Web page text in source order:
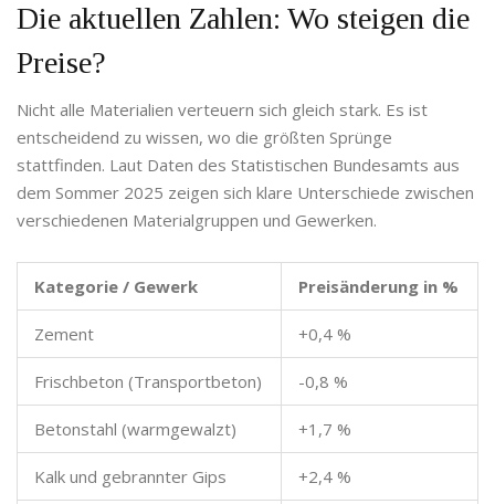
Die aktuellen Zahlen: Wo steigen die
Preise?
Nicht alle Materialien verteuern sich gleich stark. Es ist
entscheidend zu wissen, wo die größten Sprünge
stattfinden. Laut Daten des Statistischen Bundesamts aus
dem Sommer 2025 zeigen sich klare Unterschiede zwischen
verschiedenen Materialgruppen und Gewerken.
Kategorie / Gewerk Preisänderung in %
Zement +0,4 %
Frischbeton (Transportbeton) -0,8 %
Betonstahl (warmgewalzt) +1,7 %
Kalk und gebrannter Gips +2,4 %